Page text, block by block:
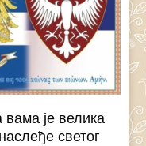
је велика
светог